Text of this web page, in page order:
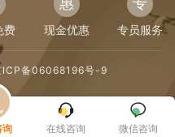
询 在线咨询 微信咨询
费 现金优惠 专员服务
ICP备06068196号-9